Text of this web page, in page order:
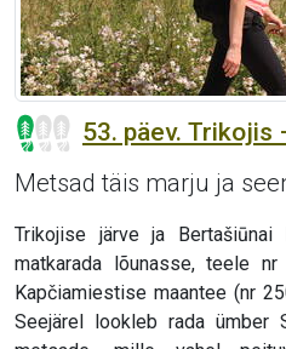
53. päev. Trikojis
Metsad täis marju ja
Trikojise järve ja
matkarada lõunasse, teele
Kapčiamiestise maantee (nr
Seejärel lookleb rada ümber